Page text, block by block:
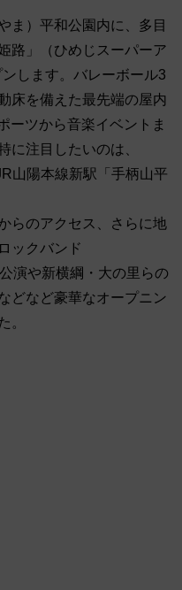
ま）平和公園内に、多目
路」（ひめじスーパーア
します。バレーボール3
床を備えた最先端の屋内
ーツから音楽イベントま
に注目したいのは、
山陽本線新駅「手柄山平
らのアクセス、さらに地
ックバンド
演や新横綱・大の里らの
どなど豪華なオープニン
。